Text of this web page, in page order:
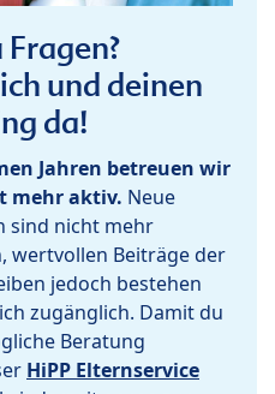
und deinen
da!
Jahren betreuen wir
mehr aktiv. Neue
sind nicht mehr
wertvollen Beiträge der
jedoch bestehen
zugänglich. Damit du
Beratung
HiPP Elternservice